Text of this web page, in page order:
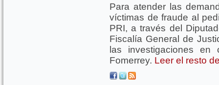
Para atender las
víctimas de fraude al
PRI, a través del
Fiscalía General de
las investigaciones en
Fomerrey. Leer el resto